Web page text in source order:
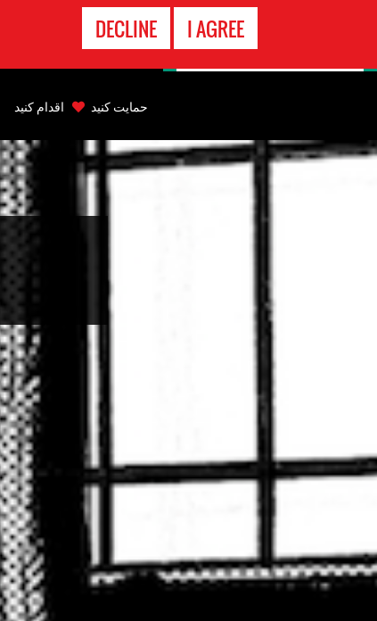
I AGREE
DECLINE
Back
حمایت کنید اقدام کنید
تماس
اضطراری